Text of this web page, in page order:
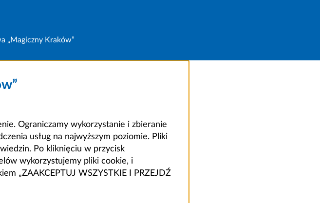
„Magiczny Kraków”
Ograniczamy wykorzystanie i zbieranie
usług na najwyższym poziomie. Pliki
Po kliknięciu w przycisk
wykorzystujemy pliki cookie, i
„ZAAKCEPTUJ WSZYSTKIE I PRZEJDŹ